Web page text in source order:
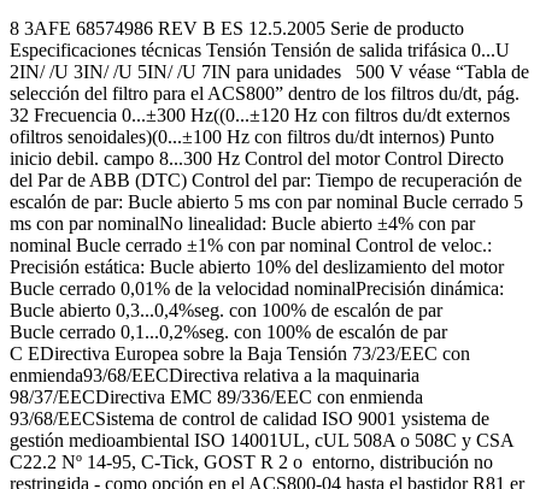
8 3AFE 68574986 REV B ES 12.5.2005 Serie de producto
Especificaciones técnicas Tensión Tensión de salida trifásica 0...U
2IN/ /U 3IN/ /U 5IN/ /U 7IN para unidades 500 V véase “Tabla de
selección del filtro para el ACS800” dentro de los filtros du/dt, pág.
32 Frecuencia 0...±300 Hz((0...±120 Hz con filtros du/dt externos
ofiltros senoidales)(0...±100 Hz con filtros du/dt internos) Punto
inicio debil. campo 8...300 Hz Control del motor Control Directo
del Par de ABB (DTC) Control del par: Tiempo de recuperación de
escalón de par: Bucle abierto 5 ms con par nominal Bucle cerrado 5
ms con par nominalNo linealidad: Bucle abierto ±4% con par
nominal Bucle cerrado ±1% con par nominal Control de veloc.:
Precisión estática: Bucle abierto 10% del deslizamiento del motor
Bucle cerrado 0,01% de la velocidad nominalPrecisión dinámica:
Bucle abierto 0,3...0,4%seg. con 100% de escalón de par
Bucle cerrado 0,1...0,2%seg. con 100% de escalón de par
C EDirectiva Europea sobre la Baja Tensión 73/23/EEC con
enmienda93/68/EECDirectiva relativa a la maquinaria
98/37/EECDirectiva EMC 89/336/EEC con enmienda
93/68/EECSistema de control de calidad ISO 9001 ysistema de
gestión medioambiental ISO 14001UL, cUL 508A o 508C y CSA
C22.2 Nº 14-95, C-Tick, GOST R 2 o entorno, distribución no
restringida - como opción en el ACS800-04 hasta el bastidor R81 er